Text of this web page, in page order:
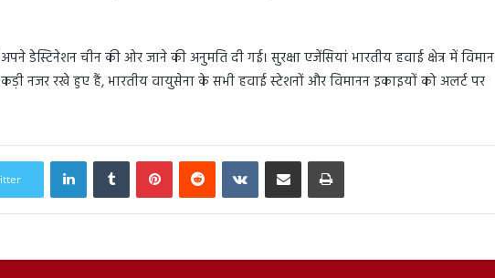
डेस्टिनेशन चीन की ओर जाने की अनुमति दी गई। सुरक्षा एजेंसियां ​​भारतीय हवाई क्षेत्र में विमान
नजर रखे हुए हैं, भारतीय वायुसेना के सभी हवाई स्टेशनों और विमानन इकाइयों को अलर्ट पर
LinkedInTumblr PinterestReddit VKontakteShare via Email Print